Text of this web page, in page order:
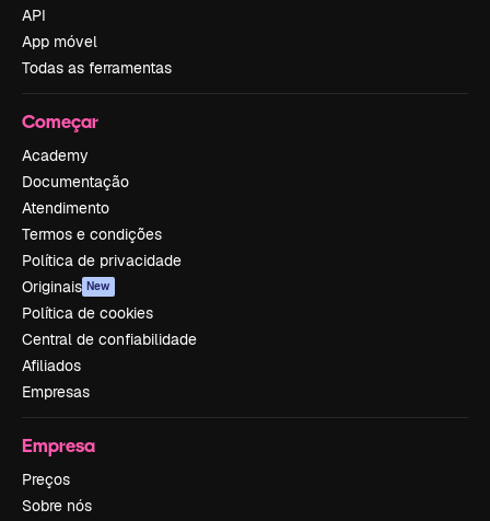
API
App móvel
Todas as ferramentas
Começar
Academy
Documentação
Atendimento
Termos e condições
Política de privacidade
Originais New
Política de cookies
Central de confiabilidade
Afiliados
Empresas
Empresa
Preços
Sobre nós